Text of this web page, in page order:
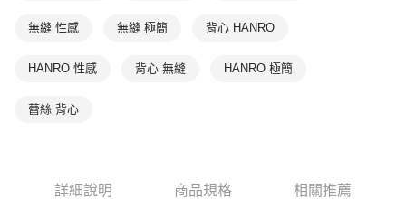
無縫 性感 無縫 極簡 背心 HANRO
HANRO 性感 背心 無縫 HANRO 極簡
蕾絲 背心
詳細說明 商品規格 相關推薦